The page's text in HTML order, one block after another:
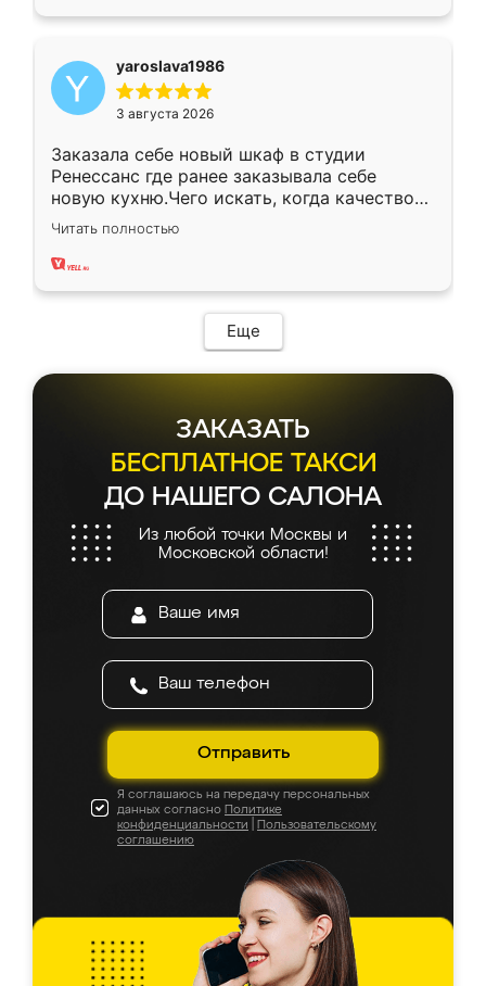
yaroslava1986
3 августа 2026
Заказала себе новый шкаф в студии
Ренессанс где ранее заказывала себе
новую кухню.Чего искать, когда качеством
вполне довольна. Служит кухня уже почти
два года, нареканий нет.
Читать полностью
Еще
ЗАКАЗАТЬ
БЕСПЛАТНОЕ ТАКСИ
ДО НАШЕГО САЛОНА
Из любой точки Москвы и
Московской области!
Отправить
Я соглашаюсь на передачу персональных
данных согласно Политике
конфиденциальности
Пользовательскому
соглашению